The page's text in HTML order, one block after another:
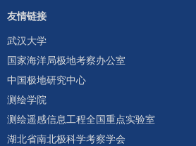
友情链接
武汉大学
国家海洋局极地考察办公室
中国极地研究中心
测绘学院
测绘遥感信息工程全国重点实验室
湖北省南北极科学考察学会